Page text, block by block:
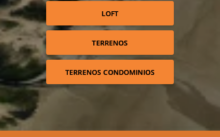
LOFT
TERRENOS
TERRENOS CONDOMINIOS